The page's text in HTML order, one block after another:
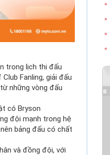
trong lịch thi đấu
Fanling, giải đấu
những vòng đấu
có Bryson
đội mạnh trong hệ
bảng đấu có chất
và đồng đội, với